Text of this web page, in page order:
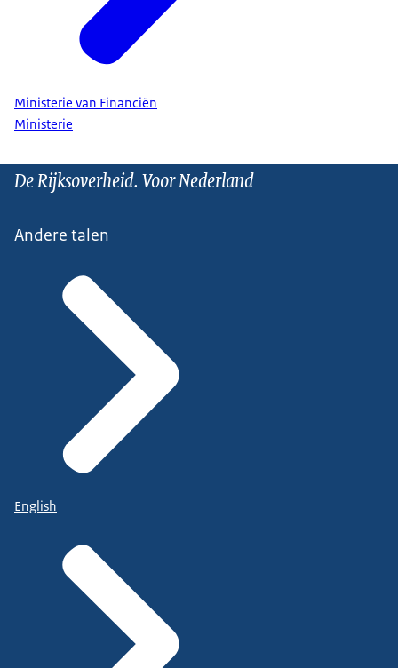
Ministerie van Financiën
Ministerie
De Rijksoverheid. Voor Nederland
Andere talen
English